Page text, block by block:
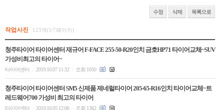
수정 삭제 목록으로
작업사진 123개(5/7페이지)
청주타이어 타이어센터 재규어 F-FACE 255-50-R20인치 금호HP71 타이어교체~SUV
가성비최고의 타이어~
타이어센터 2019.10.07 11:32 조회 1050
청주타이어 타이어센터 SM5 신제품 제네럴타이어 205-65-R16인치 타이어교체~트
레드웨어700 가성비 최고의 타이어
타이어센터 2019.10.05 12:06 조회 1362